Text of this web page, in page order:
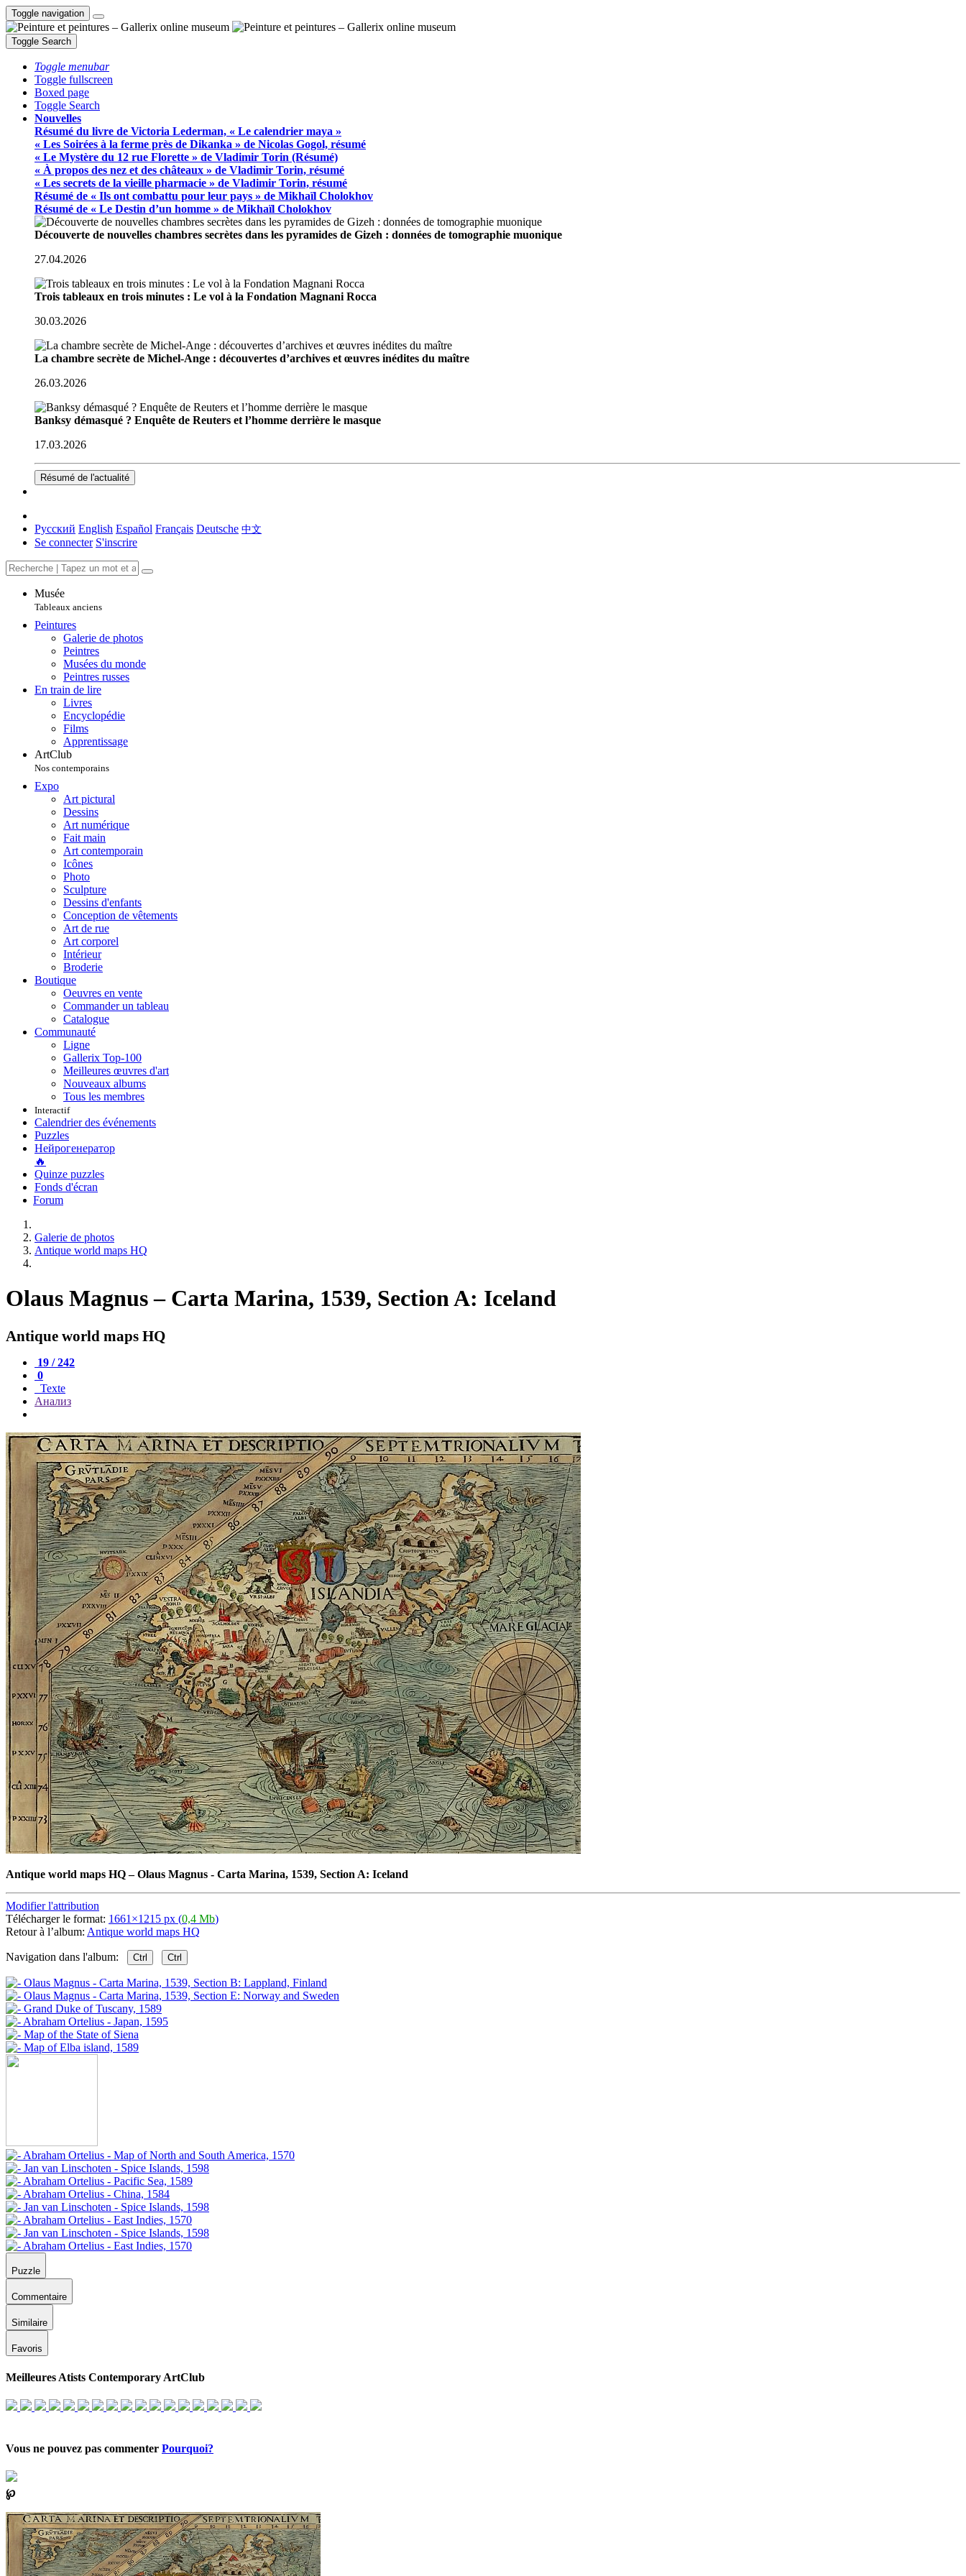
Toggle navigation
Toggle Search
Toggle menubar
Toggle fullscreen
Boxed page
Toggle Search
Nouvelles
Résumé du livre de Victoria Lederman, « Le calendrier maya »
« Les Soirées à la ferme près de Dikanka » de Nicolas Gogol, résumé
« Le Mystère du 12 rue Florette » de Vladimir Torin (Résumé)
« À propos des nez et des châteaux » de Vladimir Torin, résumé
« Les secrets de la vieille pharmacie » de Vladimir Torin, résumé
Résumé de « Ils ont combattu pour leur pays » de Mikhaïl Cholokhov
Résumé de « Le Destin d’un homme » de Mikhaïl Cholokhov
Découverte de nouvelles chambres secrètes dans les pyramides de Gizeh : données de tomographie muonique
27.04.2026
Trois tableaux en trois minutes : Le vol à la Fondation Magnani Rocca
30.03.2026
La chambre secrète de Michel-Ange : découvertes d’archives et œuvres inédites du maître
26.03.2026
Banksy démasqué ? Enquête de Reuters et l’homme derrière le masque
17.03.2026
Résumé de l'actualité
Русский English Español Français Deutsche 中文
Se connecter S'inscrire
Musée
Tableaux anciens
Peintures
Galerie de photos
Peintres
Musées du monde
Peintres russes
En train de lire
Livres
Encyclopédie
Films
Apprentissage
ArtClub
Nos contemporains
Expo
Art pictural
Dessins
Art numérique
Fait main
Art contemporain
Icônes
Photo
Sculpture
Dessins d'enfants
Conception de vêtements
Art de rue
Art corporel
Intérieur
Broderie
Boutique
Oeuvres en vente
Commander un tableau
Catalogue
Communauté
Ligne
Gallerix Top-100
Meilleures œuvres d'art
Nouveaux albums
Tous les membres
Interactif
Calendrier des événements
Puzzles
Нейрогенератор
🔥
Quinze puzzles
Fonds d'écran
Forum
Galerie de photos
Antique world maps HQ
Olaus Magnus – Carta Marina, 1539, Section A: Iceland
Antique world maps HQ
19 / 242
0
Texte
Анализ
Antique world maps HQ–Olaus Magnus - Carta Marina, 1539, Section A: Iceland
Modifier l'attribution
Télécharger le format: 1661×1215 px (0,4 Mb)
Retour à l’album: Antique world maps HQ
Navigation dans l'album: Ctrl Ctrl
Puzzle
Commentaire
Similaire
Favoris
Meilleures Atists Contemporary ArtClub
Vous ne pouvez pas commenter Pourquoi?
℘